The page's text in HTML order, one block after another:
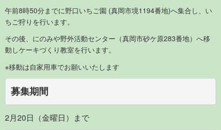
午前8時50分までに野口いちご園 (真岡市境1194番地)へ集合し、い
ちご狩りを行います。
その後、にのみや野外活動センター（真岡市砂ケ原283番地）へ移
動しケーキづくり教室を行います。
※移動は自家用車でお願いいたします
募集期間
2月20日（金曜日）まで